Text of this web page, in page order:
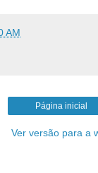
AM
Página inicial
Ver versão para a